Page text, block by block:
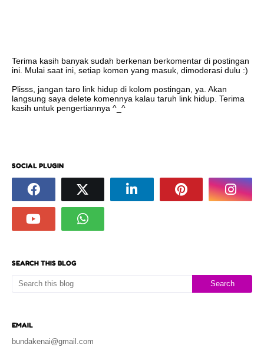
Terima kasih banyak sudah berkenan berkomentar di postingan
ini. Mulai saat ini, setiap komen yang masuk, dimoderasi dulu :)
Plisss, jangan taro link hidup di kolom postingan, ya. Akan
langsung saya delete komennya kalau taruh link hidup. Terima
kasih untuk pengertiannya ^_^
SOCIAL PLUGIN
SEARCH THIS BLOG
EMAIL
bundakenai@gmail.com